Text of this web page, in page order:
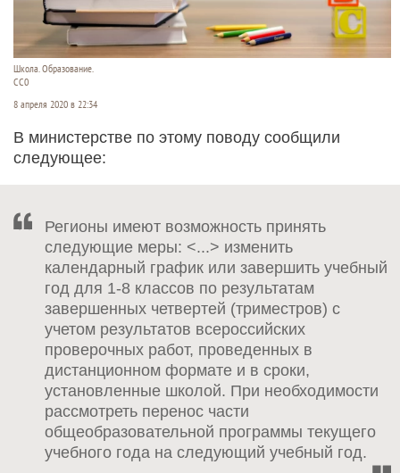
Школа. Образование.
СС0
8 апреля 2020 в 22:34
В министерстве по этому поводу сообщили
следующее:
Регионы имеют возможность принять
следующие меры: <...> изменить
календарный график или завершить учебный
год для 1-8 классов по результатам
завершенных четвертей (триместров) с
учетом результатов всероссийских
проверочных работ, проведенных в
дистанционном формате и в сроки,
установленные школой. При необходимости
рассмотреть перенос части
общеобразовательной программы текущего
учебного года на следующий учебный год.